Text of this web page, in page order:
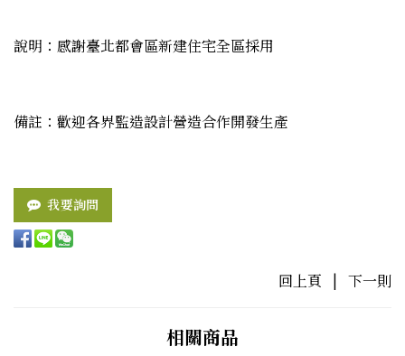
說明：感謝臺北都會區新建住宅全區採用
備註：歡迎各界監造設計營造合作開發生產
我要詢問
回上頁 | 下一則
相關商品